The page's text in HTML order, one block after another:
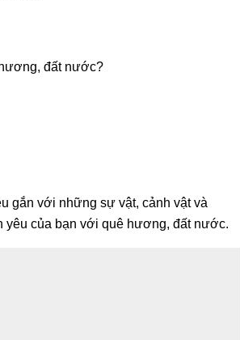
đất nước?
gắn với những sự vật, cảnh vật và
yêu của bạn với quê hương, đất nước.